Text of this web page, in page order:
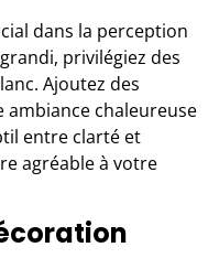
dans la perception
privilégiez des
Ajoutez des
chaleureuse
entre clarté et
agréable à votre